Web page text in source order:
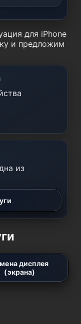
для iPhone
и предложим
из
дисплея
(экрана)